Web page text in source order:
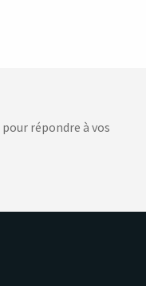
pour répondre à vos